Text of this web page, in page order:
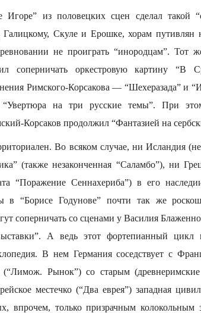
из половецких сцен сделал такой
Скуле и Ерошке, хорам путивлян
не проиграть “инородцам”. Тот
соперничать оркестровую картину
Римского-Корсакова — “Шехеразада” и
на три русские темы”. При
Корсаков продолжил “Фантазией на
Во всяком случае, ни Исландия
(также незаконченная “Саламбо”), ни
“Поражение Сеннахериба”) в его
в “Борисе Годунове” почти так же
соперничать со сценами у Василия
А ведь этот фортепианный
В нем Германия соседствует с
Рынок”) со старым (древнеримские
местечко (“Два еврея”) западная
впрочем, только призрачным колокольным